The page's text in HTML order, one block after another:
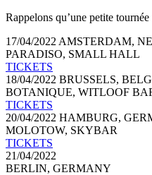
Rappelons qu’une petite
17/04/2022 AMSTERDAM,
PARADISO, SMALL HALL
TICKETS
18/04/2022 BRUSSELS,
BOTANIQUE, WITLOOF
TICKETS
20/04/2022 HAMBURG,
MOLOTOW, SKYBAR
TICKETS
21/04/2022
BERLIN, GERMANY